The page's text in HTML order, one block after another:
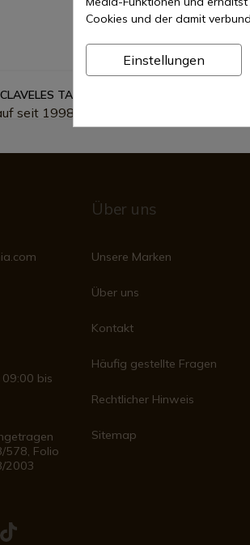
TASCHENMESSER 12652
seit 1998
bis
578, Folio
2003
Über uns
Unsere Marken
Über uns
Kontakt
Häufig gestellte Fragen
Rechtlicher Hinweis
Sitemap
Cookies und der damit
Einstellungen